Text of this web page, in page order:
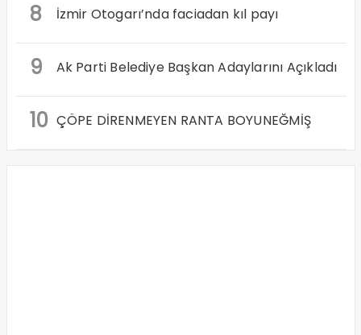
8 İzmir Otogarı’nda faciadan kıl payı
9 Ak Parti Belediye Başkan Adaylarını Açıkladı
10 ÇÖPE DİRENMEYEN RANTA BOYUNEĞMİŞ